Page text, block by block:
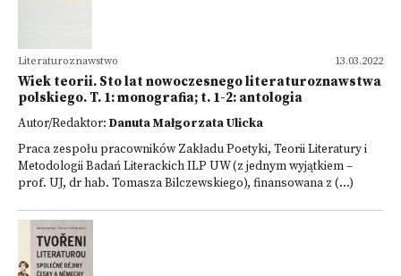
13.03.2022
Literaturoznawstwo
Wiek teorii. Sto lat nowoczesnego literaturoznawstwa
polskiego. T. 1: monografia; t. 1-2: antologia
Autor/Redaktor: Danuta Małgorzata Ulicka
Praca zespołu pracowników Zakładu Poetyki, Teorii Literatury i
Metodologii Badań Literackich ILP UW (z jednym wyjątkiem –
prof. UJ, dr hab. Tomasza Bilczewskiego), finansowana z (...)